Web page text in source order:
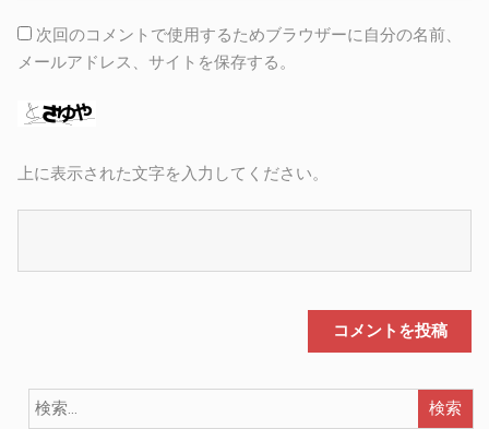
次回のコメントで使用するためブラウザーに自分の名前、
メールアドレス、サイトを保存する。
上に表示された文字を入力してください。